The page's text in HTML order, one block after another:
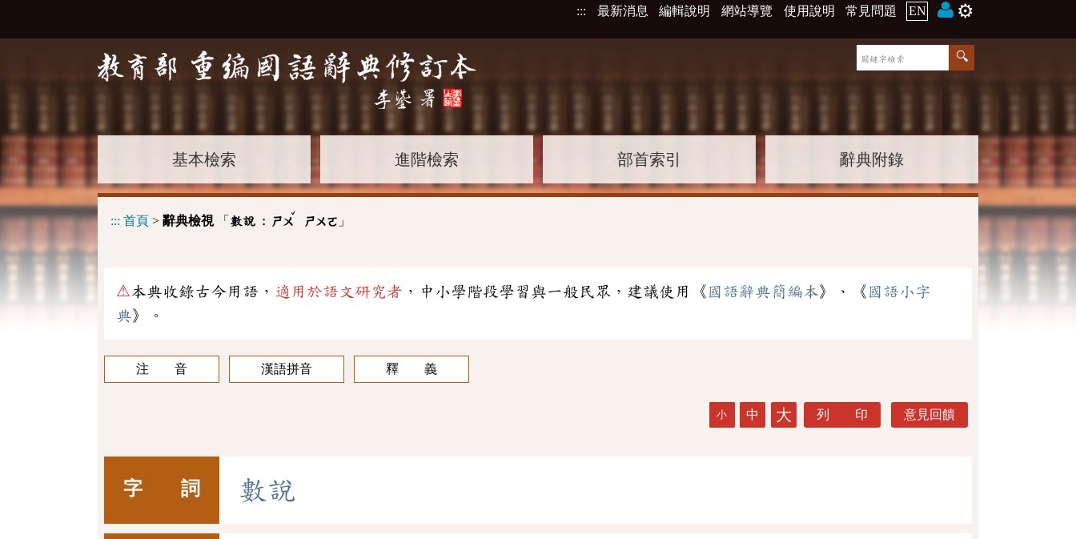
::: 最新消息 編輯說明 網站導覽 使用說明 常見問題 EN ⚙️
基本檢索 進階檢索 部首索引 辭典附錄
::: 首頁 > 辭典檢視「 數說 : ㄕㄨ
ˇ
ㄕㄨㄛ 」
⚠本典收錄古今用語， 適用於語文研究者 ，中小學階段學習與一般民眾，建議使用《 國語辭典簡編本》、《 國語小字
典》。
注 音 漢語拼音 釋 義
小 中 大 列 印 意見回饋
字 詞 數說